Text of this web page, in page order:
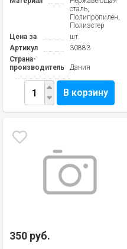
сталь,
Полипропилен,
Полиэстер
Цена за
шт.
Артикул
30883
Страна-
производитель
Дания
В корзину
350 руб.